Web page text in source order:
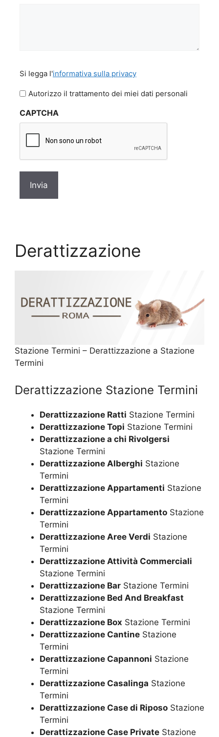
legga
l'informativa
privacy
Si legga l'informativa sulla privacy
Autorizzo il trattamento dei miei dati personali
CAPTCHA
Derattizzazione
Stazione Termini – Derattizzazione a Stazione
Termini
Derattizzazione Stazione Termini
Derattizzazione Ratti Stazione Termini
Derattizzazione Topi Stazione Termini
Derattizzazione a chi Rivolgersi
Stazione Termini
Derattizzazione Alberghi Stazione
Termini
Derattizzazione Appartamenti Stazione
Termini
Derattizzazione Appartamento Stazione
Termini
Derattizzazione Aree Verdi Stazione
Termini
Derattizzazione Attività Commerciali
Stazione Termini
Derattizzazione Bar Stazione Termini
Derattizzazione Bed And Breakfast
Stazione Termini
Derattizzazione Box Stazione Termini
Derattizzazione Cantine Stazione
Termini
Derattizzazione Capannoni Stazione
Termini
Derattizzazione Casalinga Stazione
Termini
Derattizzazione Case di Riposo Stazione
Termini
Derattizzazione Case Private Stazione